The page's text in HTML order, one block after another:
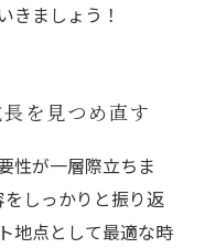
きましょう！
を見つめ直す
性が一層際立ちま
しっかりと振り返
地点として最適な時